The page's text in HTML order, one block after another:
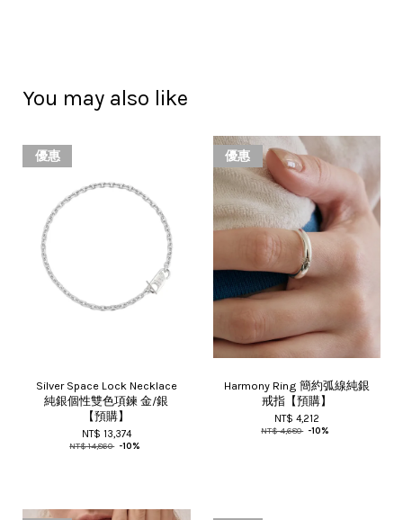
You may also like
優惠
Silver Space Lock Necklace
純銀個性雙色項鍊 金/銀
【預購】
NT$ 13,374
NT$ 14,860 -10%
優惠
Harmony Ring 簡約弧線純銀
戒指【預購】
NT$ 4,212
NT$ 4,680 -10%